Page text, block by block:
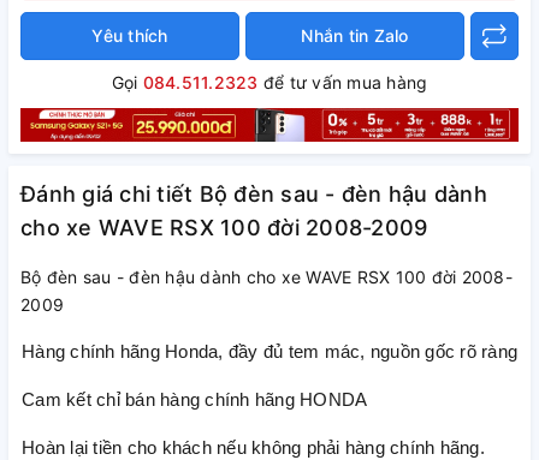
Yêu thích Nhắn tin Zalo
Gọi 084.511.2323 để tư vấn mua hàng
Đánh giá chi tiết Bộ đèn sau - đèn hậu dành
cho xe WAVE RSX 100 đời 2008-2009
Bộ đèn sau - đèn hậu dành cho xe WAVE RSX 100 đời 2008-
2009
Hàng chính hãng Honda, đầy đủ tem mác, nguồn gốc rõ ràng
Cam kết chỉ bán hàng chính hãng HONDA
Hoàn lại tiền cho khách nếu không phải hàng chính hãng.